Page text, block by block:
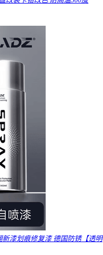
漆划痕修复漆 德国防锈【透明